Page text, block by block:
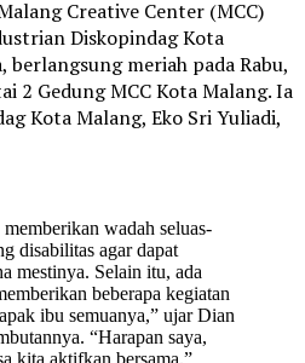
Creative Center (MCC)
Diskopindag Kota
berlangsung meriah pada Rabu,
2 Gedung MCC Kota Malang. Ia
Kota Malang, Eko Sri Yuliadi,
memberikan wadah seluas-
disabilitas agar dapat
mestinya. Selain itu, ada
beberapa kegiatan
ibu semuanya,” ujar Dian
“Harapan saya,